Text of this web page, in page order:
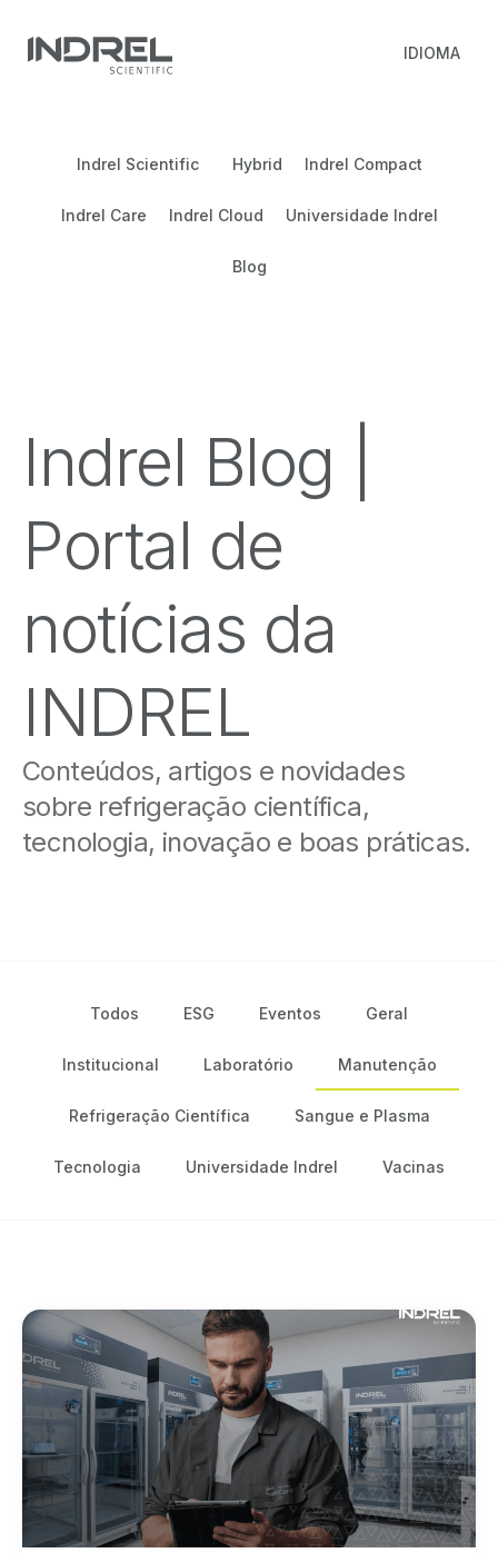
IDIOMA
Indrel Scientific Hybrid Indrel Compact
Indrel Care Indrel Cloud Universidade Indrel
Blog
Indrel Blog |
Portal de
notícias da
INDREL
Conteúdos, artigos e novidades
sobre refrigeração científica,
tecnologia, inovação e boas práticas.
Todos ESG Eventos Geral
Institucional Laboratório Manutenção
Refrigeração Científica Sangue e Plasma
Tecnologia Universidade Indrel Vacinas